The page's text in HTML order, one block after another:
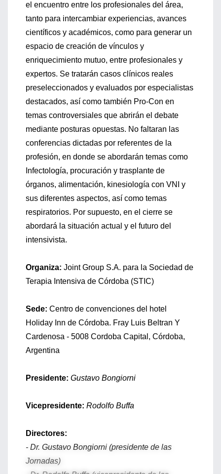
el encuentro entre los profesionales del área,
tanto para intercambiar experiencias, avances
científicos y académicos, como para generar un
espacio de creación de vínculos y
enriquecimiento mutuo, entre profesionales y
expertos. Se tratarán casos clínicos reales
preseleccionados y evaluados por especialistas
destacados, así como también Pro-Con en
temas controversiales que abrirán el debate
mediante posturas opuestas. No faltaran las
conferencias dictadas por referentes de la
profesión, en donde se abordarán temas como
Infectología, procuración y trasplante de
órganos, alimentación, kinesiología con VNI y
sus diferentes aspectos, así como temas
respiratorios. Por supuesto, en el cierre se
abordará la situación actual y el futuro del
intensivista.
Organiza: Joint Group S.A. para la Sociedad de
Terapia Intensiva de Córdoba (STIC)
Sede: Centro de convenciones del hotel
Holiday Inn de Córdoba. Fray Luis Beltran Y
Cardenosa - 5008 Cordoba Capital, Córdoba,
Argentina
Presidente: Gustavo Bongiorni
Vicepresidente: Rodolfo Buffa
Directores:
- Dr. Gustavo Bongiorni (presidente de las
Jornadas)